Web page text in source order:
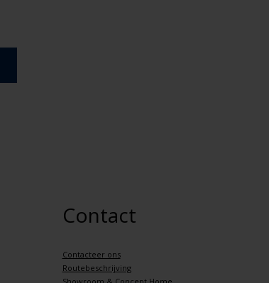
Contact
Contacteer ons
Routebeschrijving